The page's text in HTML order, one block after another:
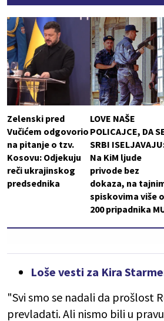
Zelenski pred
Vučićem odgovorio
na pitanje o tzv.
Kosovu: Odjekuju
reči ukrajinskog
predsednika
LOVE NAŠE
POLICAJCE, DA
SRBI
Na KiM ljude
privode bez
dokaza, na
spiskovima više
200 pripadnika
Loše vesti za Kira
"Svi smo se nadali da prošlost
prevladati. Ali nismo bili u